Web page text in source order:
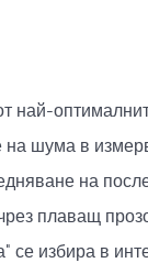
най-
на шума в
на
плаващ
се избира в